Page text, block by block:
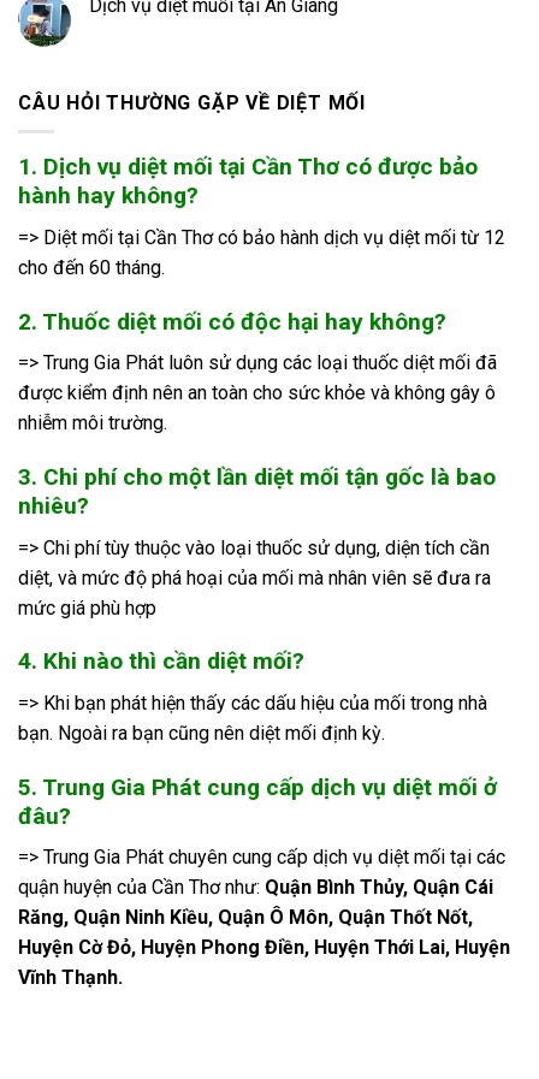
Dịch vụ diệt muỗi tại An Giang
CÂU HỎI THƯỜNG GẶP VỀ DIỆT MỐI
1. Dịch vụ diệt mối tại Cần Thơ có được bảo
hành hay không?
=> Diệt mối tại Cần Thơ có bảo hành dịch vụ diệt mối từ 12
cho đến 60 tháng.
2. Thuốc diệt mối có độc hại hay không?
=> Trung Gia Phát luôn sử dụng các loại thuốc diệt mối đã
được kiểm định nên an toàn cho sức khỏe và không gây ô
nhiễm môi trường.
3. Chi phí cho một lần diệt mối tận gốc là bao
nhiêu?
=> Chi phí tùy thuộc vào loại thuốc sử dụng, diện tích cần
diệt, và mức độ phá hoại của mối mà nhân viên sẽ đưa ra
mức giá phù hợp
4. Khi nào thì cần diệt mối?
=> Khi bạn phát hiện thấy các dấu hiệu của mối trong nhà
bạn. Ngoài ra bạn cũng nên diệt mối định kỳ.
5. Trung Gia Phát cung cấp dịch vụ diệt mối ở
đâu?
=> Trung Gia Phát chuyên cung cấp dịch vụ diệt mối tại các
quận huyện của Cần Thơ như: Quận Bình Thủy, Quận Cái
Răng, Quận Ninh Kiều, Quận Ô Môn, Quận Thốt Nốt,
Huyện Cờ Đỏ, Huyện Phong Điền, Huyện Thới Lai, Huyện
Vĩnh Thạnh.